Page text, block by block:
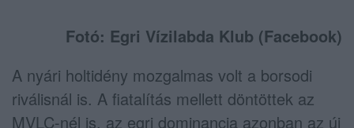
Fotó: Egri Vízilabda Klub (Facebook)
A nyári holtidény mozgalmas volt a borsodi
riválisnál is. A fiatalítás mellett döntöttek az
MVLC-nél is, az egri dominancia azonban az új